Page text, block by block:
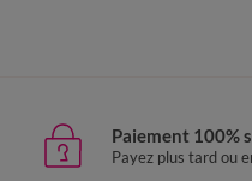
Paiement 100%
Payez plus tard ou